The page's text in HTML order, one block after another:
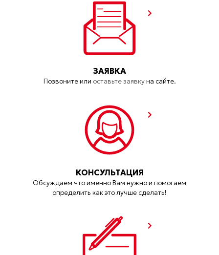
ЗАЯВКА
Позвоните или оставьте заявкуна сайте.
КОНСУЛЬТАЦИЯ
Обсуждаем что именно Вам нужно и помогаем
определить как это лучше сделать!